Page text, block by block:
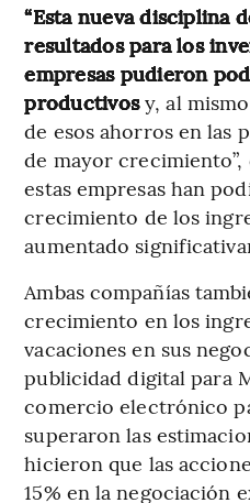
“Esta nueva disciplina
resultados para los
empresas pudieron
productivosy, al
de esos ahorros en las
de mayor
estas empresas han
crecimiento de los
aumentado
Ambas compañías
crecimiento en los
vacaciones en sus
publicidad digital para
comercio electrónico
superaron las
hicieron que las
15% en la negociación